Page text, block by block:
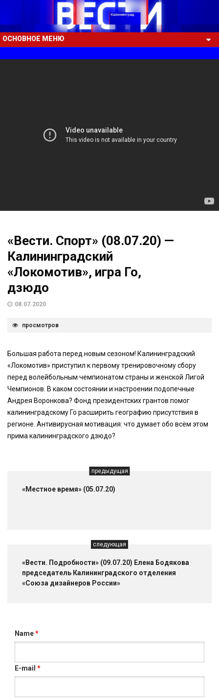
ОСНОВНОЕ МЕНЮ
«Вести. Спорт» (08.07.20) —
Калининградский
«Локомотив», игра Го,
дзюдо
08.07.2020
просмотров
Большая работа перед новым сезоном! Калининградский
«Локомотив» приступил к первому тренировочному сбору
перед волейбольным чемпионатом страны и женской Лигой
Чемпионов. В каком состоянии и настроении подопечные
Андрея Воронкова? Фонд президентских грантов помог
калининградскому Го расширить географию присутствия в
регионе. Антивирусная мотивация: что думает обо всём этом
прима калининградского дзюдо?
предыдущая
«Местное время» (05.07.20)
следующая
«Вести. Подробности» (09.07.20) Елена Бодякова
председатель Калининградского отделения
«Союза дизайнеров России»
Name*
E-mail *